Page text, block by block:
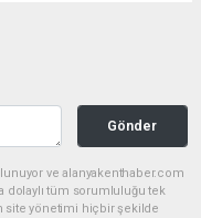
Gönder
ve alanyakenthaber.com
dolaylı tüm sorumluluğu tek
site yönetimi hiçbir şekilde